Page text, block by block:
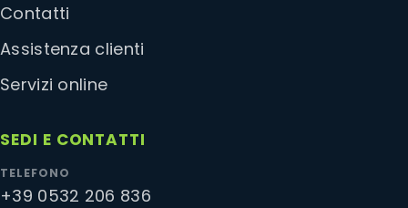
Contatti
Assistenza clienti
Servizi online
SEDI E CONTATTI
TELEFONO
+39 0532 206 836